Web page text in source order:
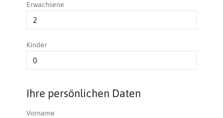
Erwachsene
Kinder
Ihre persönlichen Daten
Vorname